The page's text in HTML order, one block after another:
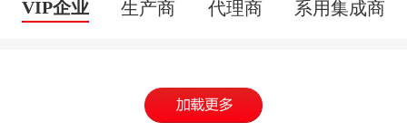
VIP企业 生产商 代理商 系用集成商